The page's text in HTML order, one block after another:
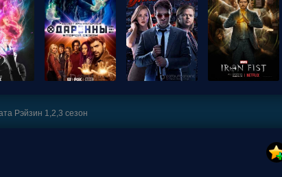
Рэйзин 1,2,3 сезон